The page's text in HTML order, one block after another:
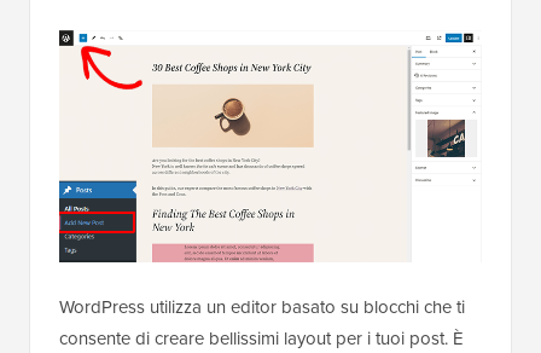
WordPress utilizza un editor basato su blocchi che ti
consente di creare bellissimi layout per i tuoi post. È